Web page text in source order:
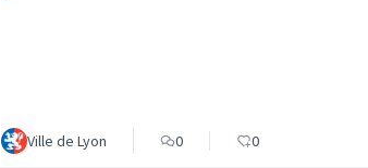
Ville de Lyon 0 0